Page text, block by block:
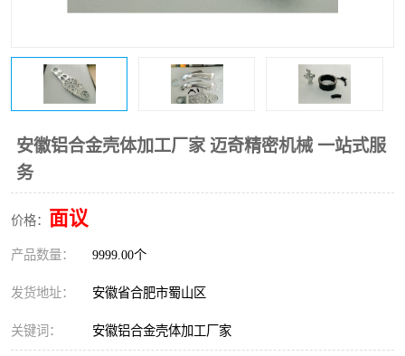
安徽铝合金壳体加工厂家 迈奇精密机械 一站式服
务
价格： 面议
产品数量： 9999.00个
发货地址： 安徽省合肥市蜀山区
关键词： 安徽铝合金壳体加工厂家